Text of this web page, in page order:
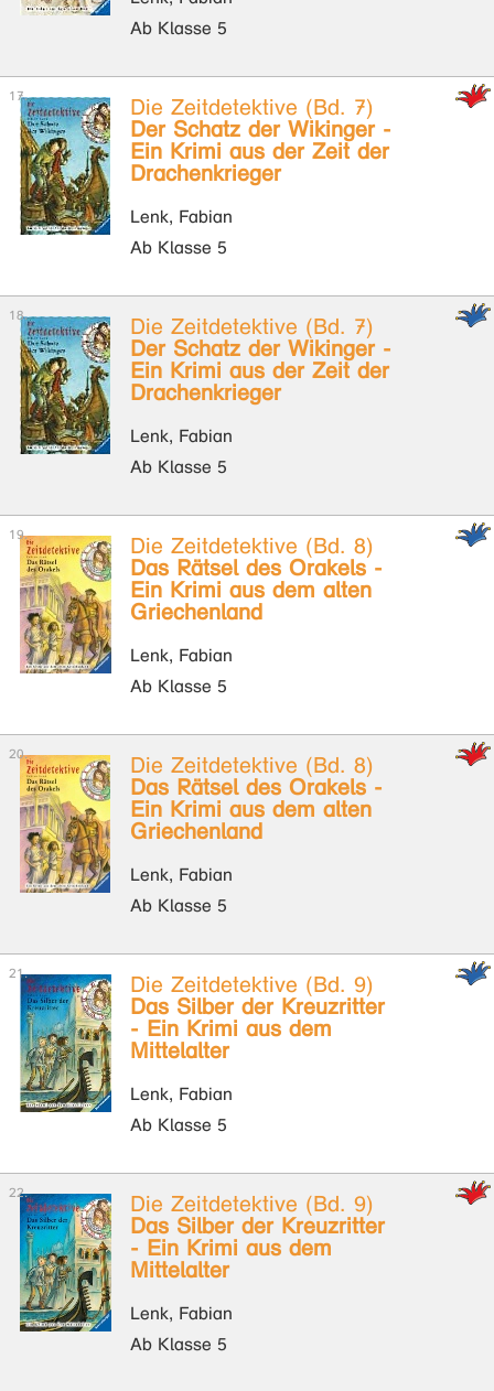
Ab Klasse 5
Die Zeitdetektive (Bd. 7)
Der Schatz der Wikinger -
Ein Krimi aus der Zeit der
Drachenkrieger
Lenk, Fabian
Ab Klasse 5
Die Zeitdetektive (Bd. 7)
Der Schatz der Wikinger -
Ein Krimi aus der Zeit der
Drachenkrieger
Lenk, Fabian
Ab Klasse 5
Die Zeitdetektive (Bd. 8)
Das Rätsel des Orakels -
Ein Krimi aus dem alten
Griechenland
Lenk, Fabian
Ab Klasse 5
Die Zeitdetektive (Bd. 8)
Das Rätsel des Orakels -
Ein Krimi aus dem alten
Griechenland
Lenk, Fabian
Ab Klasse 5
Die Zeitdetektive (Bd. 9)
Das Silber der Kreuzritter
- Ein Krimi aus dem
Mittelalter
Lenk, Fabian
Ab Klasse 5
Die Zeitdetektive (Bd. 9)
Das Silber der Kreuzritter
- Ein Krimi aus dem
Mittelalter
Lenk, Fabian
Ab Klasse 5